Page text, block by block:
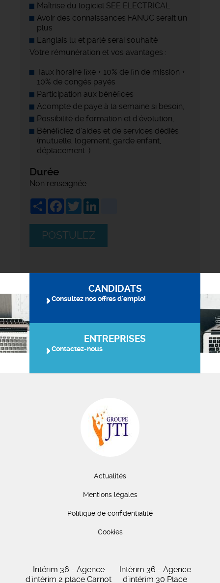
Maîtrise du logiciel SEE ELECTRICAL
Avoir des connaissances FANUC serait un
plus
L'anglais lu et parlé serai souhaité
Votre rémunération et vos avantages :
Taux horaire fixe + 10% de fin de mission +
10% de congés payés
Participation aux bénéfices
Acompte de paye à la semaine si besoin,
Possibilité de formation et d'évolution,
Bénéficiez d'aides et de services dédiés
(mutuelle, logement, garde enfant,
déplacement…)
Durée
Non renseignée
ShareFacebook
Twitter
POSTULEZ
CANDIDATS
Consultez nos offres d'emploi
ENTREPRISES
Contactez-nous
Actualités
Mentions légales
Politique de confidentialité
Cookies
Intérim 36 - Agence
d'intérim 2 place Carnot
Intérim 36 - Agence
d'intérim 30 Place